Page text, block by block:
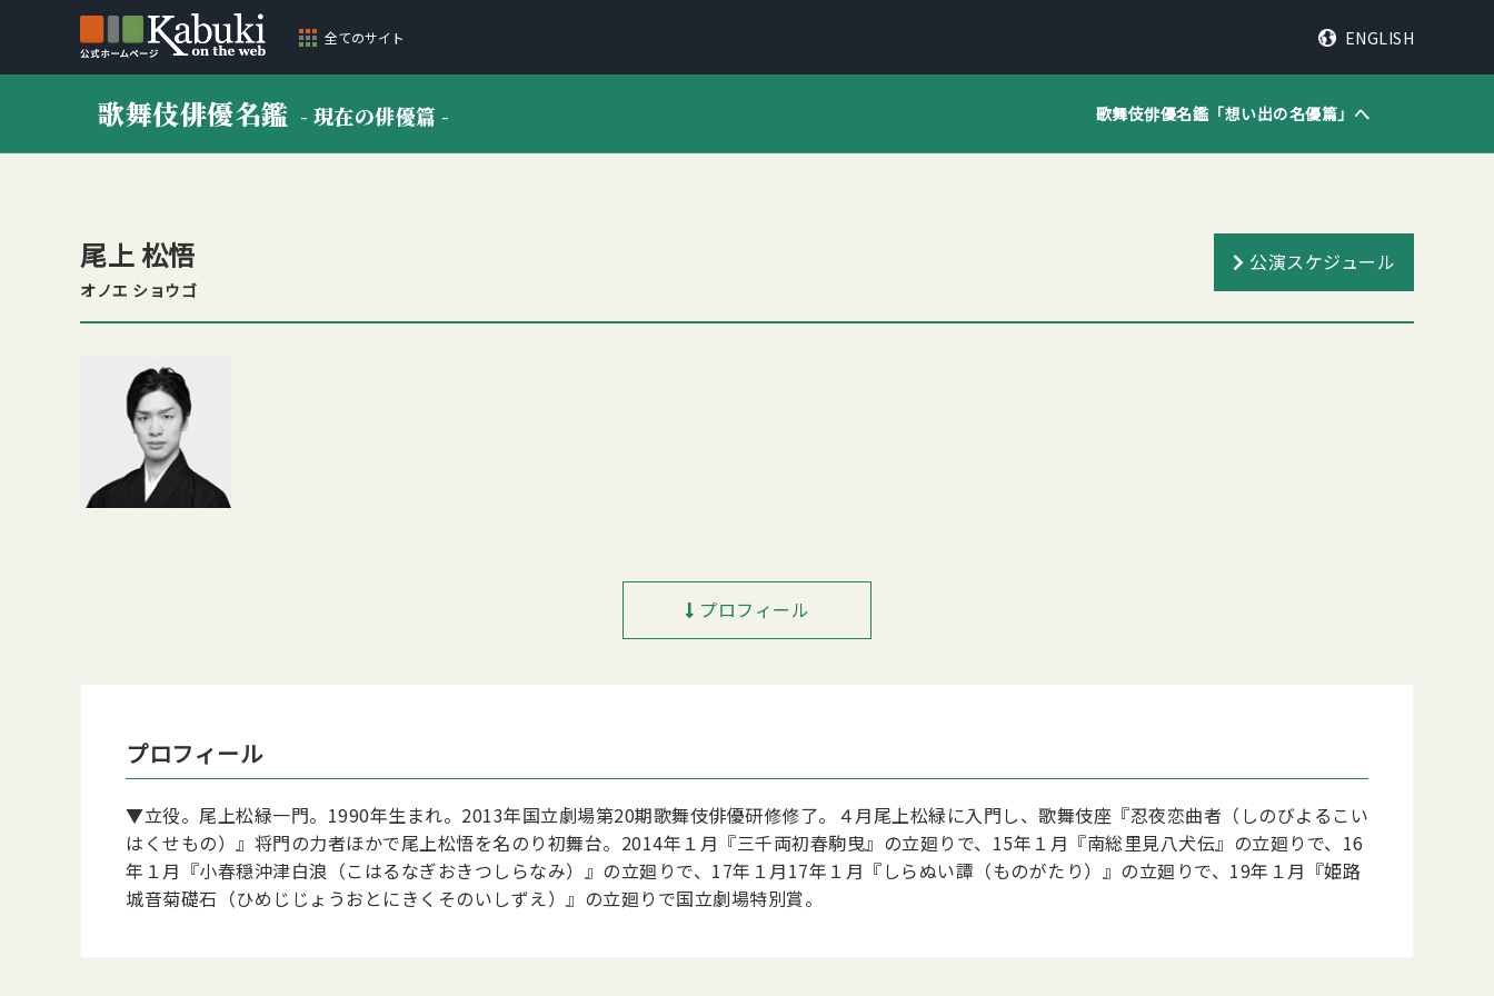
全てのサイト ENGLISH
歌舞伎俳優名鑑 - 現在の俳優篇 - 歌舞伎俳優名鑑「想い出の名優篇」へ
尾上 松悟
オノエ ショウゴ
公演スケジュール
プロフィール
プロフィール
▼立役。尾上松緑一門。1990年生まれ。2013年国立劇場第20期歌舞伎俳優研修修了。４月尾上松緑に入門し、歌舞伎座『忍夜恋曲者（しのびよるこい
はくせもの）』将門の力者ほかで尾上松悟を名のり初舞台。2014年１月『三千両初春駒曳』の立廻りで、15年１月『南総里見八犬伝』の立廻りで、16
年１月『小春穏沖津白浪（こはるなぎおきつしらなみ）』の立廻りで、17年１月17年１月『しらぬい譚（ものがたり）』の立廻りで、19年１月『姫路
城音菊礎石（ひめじじょうおとにきくそのいしずえ）』の立廻りで国立劇場特別賞。